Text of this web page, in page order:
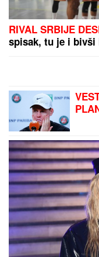
RIVAL SRBIJE
spisak, tu je i bivši